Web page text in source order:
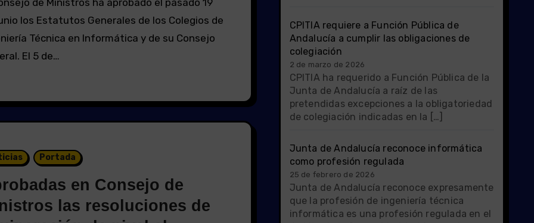
los Estatutos Generales de los Colegios de
Técnica en Informática y de su Consejo
El 5 de…
Portada
en Consejo de
las resoluciones de
CPITIA requiere a Función Pública de
Andalucía a cumplir las obligaciones de
colegiación
2 de marzo de 2026
CPITIA ha requerido a Función Pública de la
Junta de Andalucía a raíz de las
pretendidas excepciones a la obligatoriedad
de colegiación indicadas en la […]
Junta de Andalucía reconoce informática
como profesión regulada
25 de febrero de 2026
Junta de Andalucía reconoce expresamente
que la profesión de ingeniería técnica
informática es una profesión regulada en el